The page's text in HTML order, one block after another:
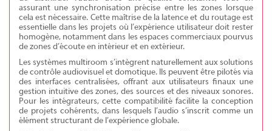
assurant une synchronisation précise entre les zones lorsque
cela est nécessaire. Cette maîtrise de la latence et du routage est
essentielle dans les projets où l’expérience utilisateur doit rester
homogène, notamment dans les espaces commerciaux pourvus
de zones d’écoute en intérieur et en extérieur.
Les systèmes multiroom s’intègrent naturellement aux solutions
de contrôle audiovisuel et domotique. Ils peuvent être pilotés via
des interfaces centralisées, offrant aux utilisateurs finaux une
gestion intuitive des zones, des sources et des niveaux sonores.
Pour les intégrateurs, cette compatibilité facilite la conception
de projets cohérents, dans lesquels l’audio s’inscrit comme un
élément structurant de l’expérience globale.